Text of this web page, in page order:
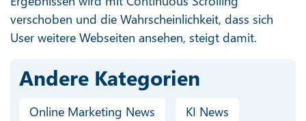
Andere Kategorien
Online Marketing News KI News
verschoben und die Wahrscheinlichkeit, dass sich
User weitere Webseiten ansehen, steigt damit.